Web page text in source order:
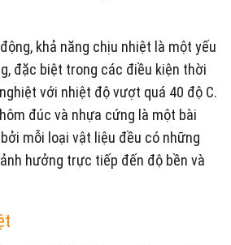
khả năng chịu nhiệt là một yếu
đặc biệt trong các điều kiện thời
với nhiệt độ vượt quá 40 độ C.
đúc và nhựa cứng là một bài
mỗi loại vật liệu đều có những
hưởng trực tiếp đến độ bền và